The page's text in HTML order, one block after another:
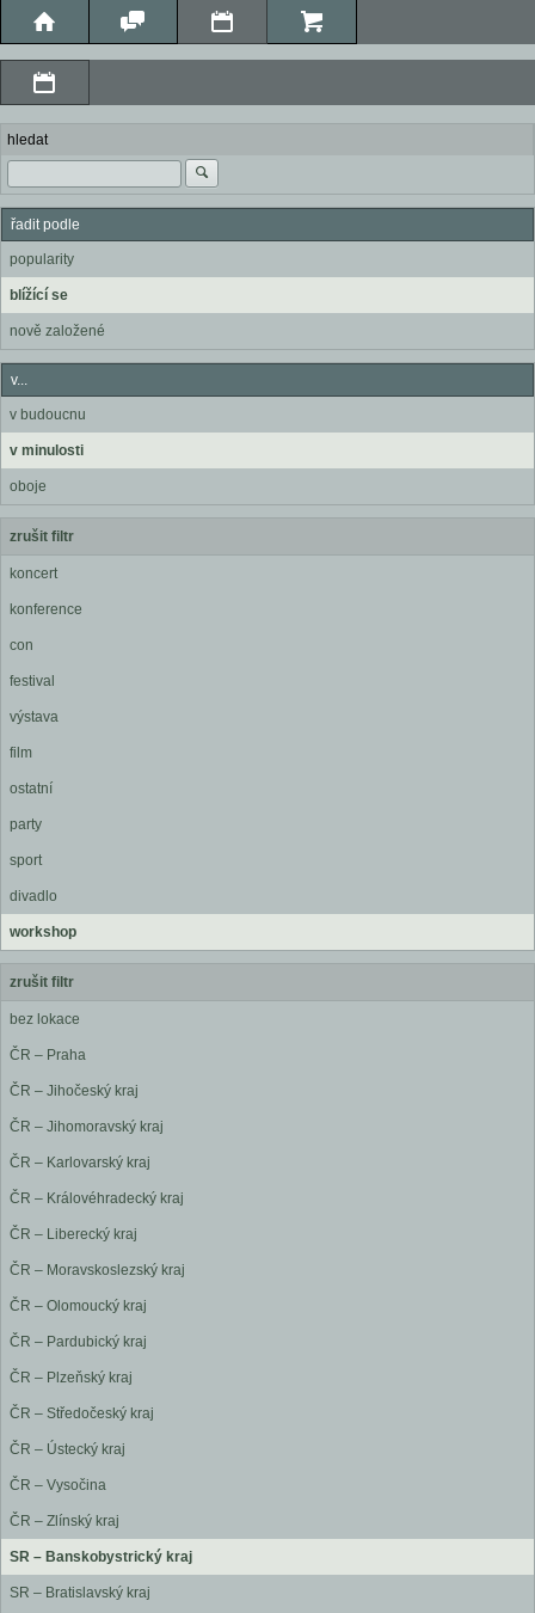
hledat
řadit podle
popularity
blížící se
nově založené
v...
v budoucnu
v minulosti
oboje
zrušit filtr
koncert
konference
con
festival
výstava
film
ostatní
party
sport
divadlo
workshop
zrušit filtr
bez lokace
ČR – Praha
ČR – Jihočeský kraj
ČR – Jihomoravský kraj
ČR – Karlovarský kraj
ČR – Královéhradecký kraj
ČR – Liberecký kraj
ČR – Moravskoslezský kraj
ČR – Olomoucký kraj
ČR – Pardubický kraj
ČR – Plzeňský kraj
ČR – Středočeský kraj
ČR – Ústecký kraj
ČR – Vysočina
ČR – Zlínský kraj
SR – Banskobystrický kraj
SR – Bratislavský kraj